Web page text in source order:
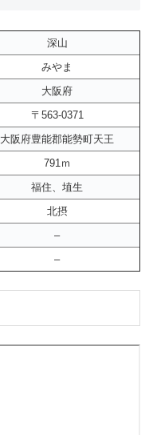
深山
みやま
大阪府
〒563-0371
大阪府豊能郡能勢町天王
791ｍ
福住、埴生
北摂
–
–